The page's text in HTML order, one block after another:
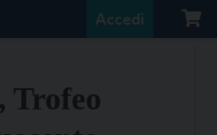
Accedi
Trofeo